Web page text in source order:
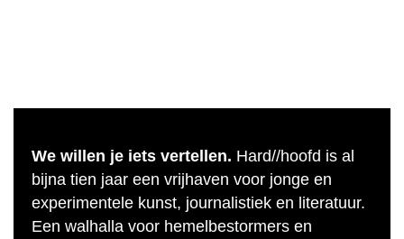
We willen je iets vertellen. Hard//hoofd is al
bijna tien jaar een vrijhaven voor jonge en
experimentele kunst, journalistiek en literatuur.
Een walhalla voor hemelbestormers en